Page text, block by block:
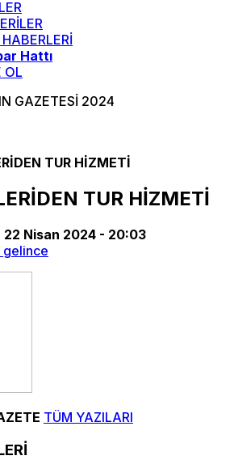
Hattı
OL
GAZETESİ 2024
TUR HİZMETİ
TUR HİZMETİ
22 Nisan 2024 - 20:03
TÜM YAZILARI